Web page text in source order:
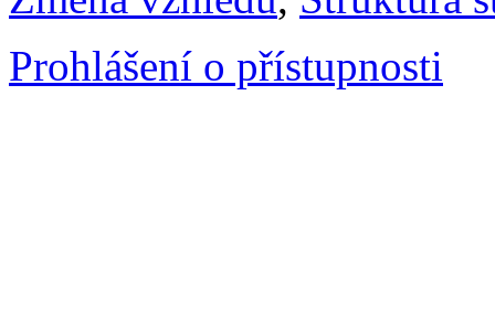
Prohlášení o přístupnosti